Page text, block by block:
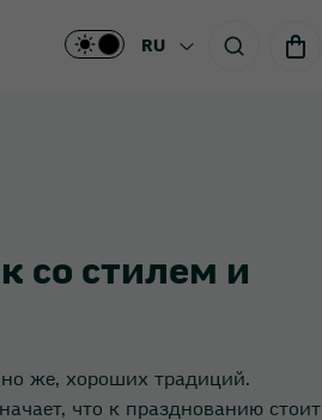
RU
со стилем и
же, хороших традиций.
что к празднованию стоит